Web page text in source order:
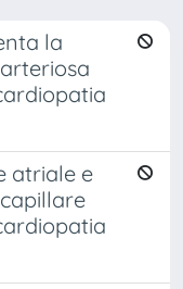
la
atriale e